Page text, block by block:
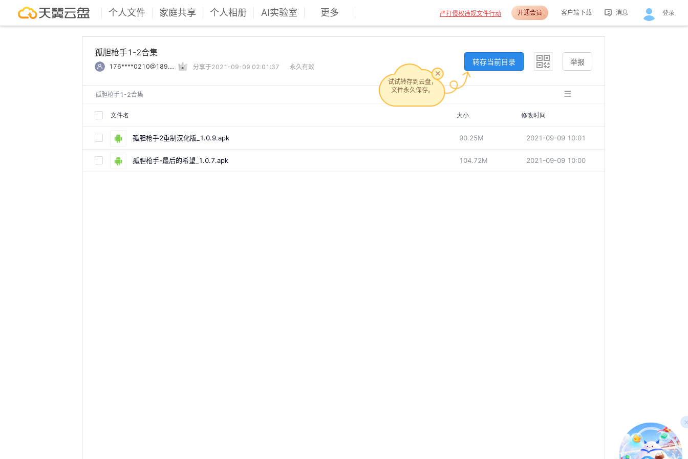
个人文件 家庭共享 个人相册 AI实验室 更多 严打侵权违规文件行动 开通会员 客户端下载 消息
分享消息
登录
孤胆枪手1-2合集
176****0210@189.cn 分享于2021-09-09 02:01:37 永久有效
转存当前目录
试试转存到云盘，
文件永久保存。
举报
孤胆枪手1-2合集
文件名 大小 修改时间
孤胆枪手2重制汉化版_1.0.9.apk 90.25M 2021-09-09 10:01
孤胆枪手-最后的希望_1.0.7.apk 104.72M 2021-09-09 10:00